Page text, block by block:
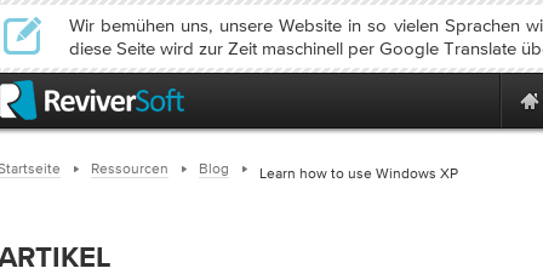
Wir bemühen uns, unsere Website in so vielen Sprachen
diese Seite wird zur Zeit maschinell per Google Translate
Ressourcen Blog Learn how to use Windows XP